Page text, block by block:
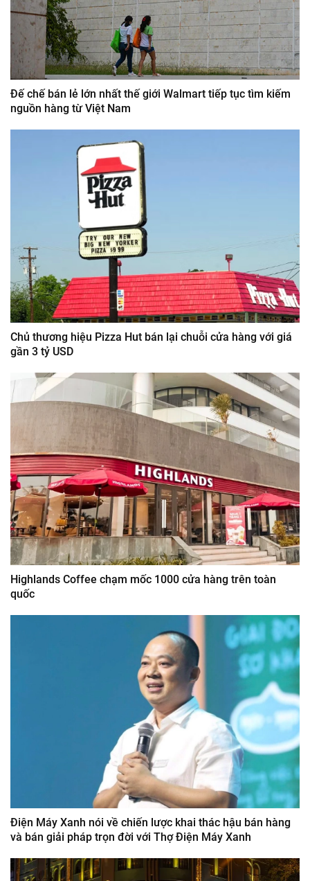
Đế chế bán lẻ lớn nhất thế giới Walmart tiếp tục tìm kiếm
nguồn hàng từ Việt Nam
Chủ thương hiệu Pizza Hut bán lại chuỗi cửa hàng với giá
gần 3 tỷ USD
Highlands Coffee chạm mốc 1000 cửa hàng trên toàn
quốc
Điện Máy Xanh nói về chiến lược khai thác hậu bán hàng
và bán giải pháp trọn đời với Thợ Điện Máy Xanh